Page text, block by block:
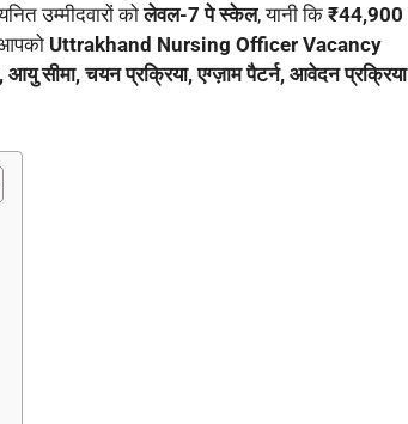
उम्मीदवारों कोलेवल-7 पे स्केल, यानी कि ₹44,900
Uttrakhand Nursing Officer Vacancy
आयु सीमा, चयन प्रक्रिया, एग्ज़ाम पैटर्न, आवेदन प्रक्रिया